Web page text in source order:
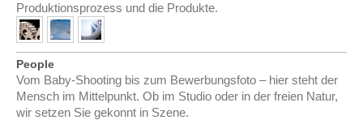
Produktionsprozess und die Produkte.
People
Vom Baby-Shooting bis zum Bewerbungsfoto – hier steht der
Mensch im Mittelpunkt. Ob im Studio oder in der freien Natur,
wir setzen Sie gekonnt in Szene.